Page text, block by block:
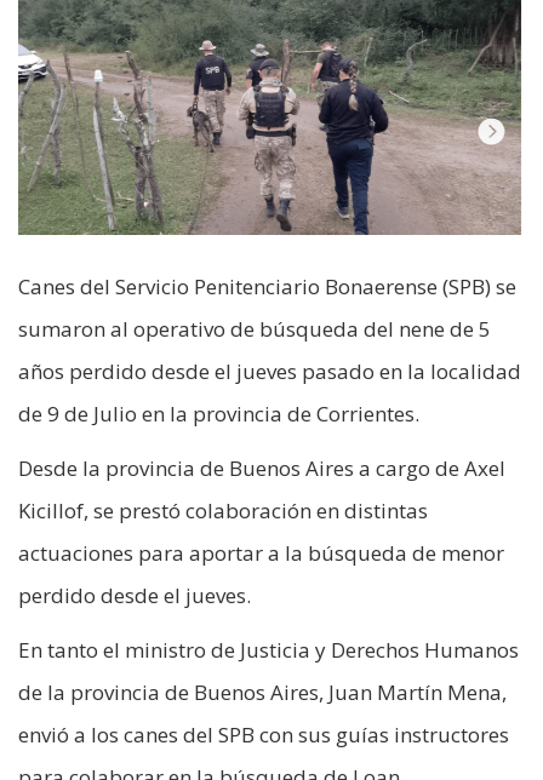
Canes del Servicio Penitenciario Bonaerense (SPB) se
sumaron al operativo de búsqueda del nene de 5
años perdido desde el jueves pasado en la localidad
de 9 de Julio en la provincia de Corrientes.
Desde la provincia de Buenos Aires a cargo de Axel
Kicillof, se prestó colaboración en distintas
actuaciones para aportar a la búsqueda de menor
perdido desde el jueves.
En tanto el ministro de Justicia y Derechos Humanos
de la provincia de Buenos Aires, Juan Martín Mena,
envió a los canes del SPB con sus guías instructores